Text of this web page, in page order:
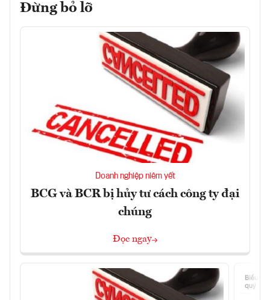
Đừng bỏ lỡ
Doanh nghiệp niêm yết
BCG và BCR bị hủy tư cách công ty đại
chúng
Đọc ngay